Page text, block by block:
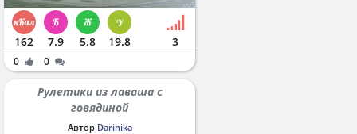
162 7.9 5.8 19.8 3
0 0
Рулетики из лаваша с
говядиной
Автор Darinika